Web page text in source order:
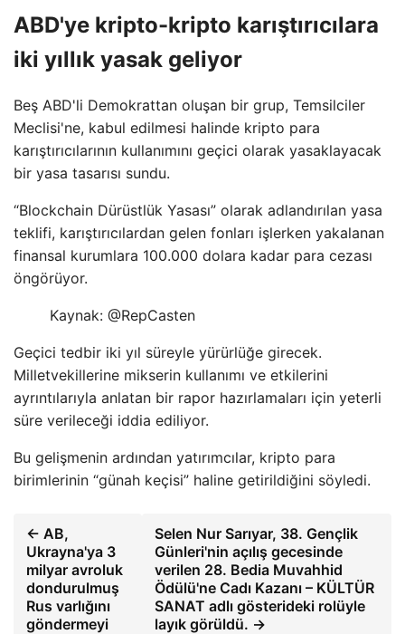
ABD'ye kripto-kripto karıştırıcılara
iki yıllık yasak geliyor
Beş ABD'li Demokrattan oluşan bir grup, Temsilciler
Meclisi'ne, kabul edilmesi halinde kripto para
karıştırıcılarının kullanımını geçici olarak yasaklayacak
bir yasa tasarısı sundu.
“Blockchain Dürüstlük Yasası” olarak adlandırılan yasa
teklifi, karıştırıcılardan gelen fonları işlerken yakalanan
finansal kurumlara 100.000 dolara kadar para cezası
öngörüyor.
Kaynak: @RepCasten
Geçici tedbir iki yıl süreyle yürürlüğe girecek.
Milletvekillerine mikserin kullanımı ve etkilerini
ayrıntılarıyla anlatan bir rapor hazırlamaları için yeterli
süre verileceği iddia ediliyor.
Bu gelişmenin ardından yatırımcılar, kripto para
birimlerinin “günah keçisi” haline getirildiğini söyledi.
← AB,
Ukrayna'ya 3
milyar avroluk
dondurulmuş
Rus varlığını
göndermeyi
Selen Nur Sarıyar, 38. Gençlik
Günleri'nin açılış gecesinde
verilen 28. Bedia Muvahhid
Ödülü'ne Cadı Kazanı – KÜLTÜR
SANAT adlı gösterideki rolüyle
layık görüldü. →